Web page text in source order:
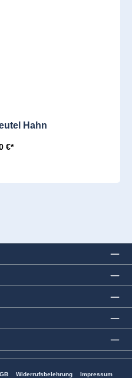
Hahn
€*
Widerrufsbelehrung Impressum